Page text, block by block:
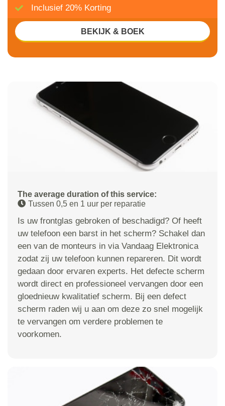
The average duration of this service:
Tussen 0,5 en 1 uur per reparatie
Is uw frontglas gebroken of beschadigd? Of heeft
uw telefoon een barst in het scherm? Schakel dan
een van de monteurs in via Vandaag Elektronica
zodat zij uw telefoon kunnen repareren. Dit wordt
gedaan door ervaren experts. Het defecte scherm
wordt direct en professioneel vervangen door een
gloednieuw kwalitatief scherm. Bij een defect
scherm raden wij u aan om deze zo snel mogelijk
te vervangen om verdere problemen te
voorkomen.
Inclusief 20% Korting
BEKIJK & BOEK